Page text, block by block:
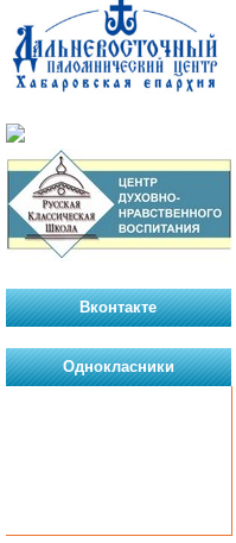
Вконтакте
Однокласники